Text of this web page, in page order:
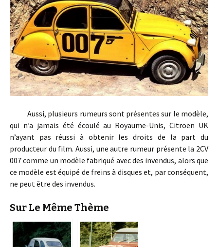
Aussi, plusieurs rumeurs sont présentes sur le modèle,
qui n’a jamais été écoulé au Royaume-Unis, Citroën UK
n’ayant pas réussi à obtenir les droits de la part du
producteur du film. Aussi, une autre rumeur présente la 2CV
007 comme un modèle fabriqué avec des invendus, alors que
ce modèle est équipé de freins à disques et, par conséquent,
ne peut être des invendus.
Sur Le Même Thème